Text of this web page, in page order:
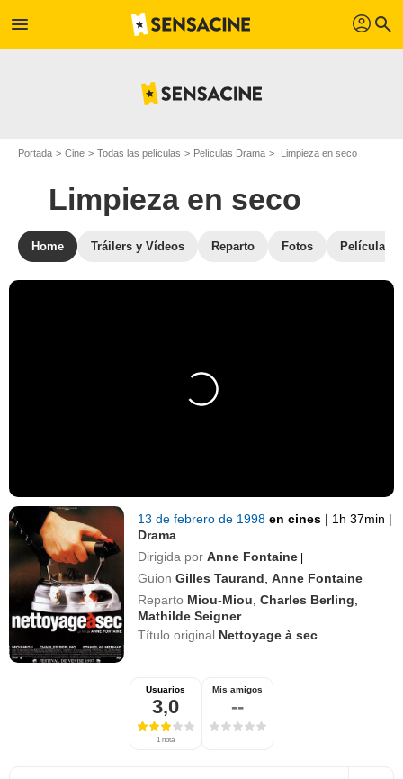
menu profil search
Portada Cine Todas las películas Películas Drama Limpieza en seco
Limpieza en seco
Home Tráilers y Vídeos Reparto Fotos Películas
13 de febrero de 1998en cines | 1h 37min |
Drama
Dirigida por Anne Fontaine |
Guion Gilles Taurand ,Anne Fontaine
Reparto Miou-Miou ,Charles Berling
Mathilde Seigner
Título original Nettoyage à sec
Usuarios
3,0
1 nota
Mis amigos
--